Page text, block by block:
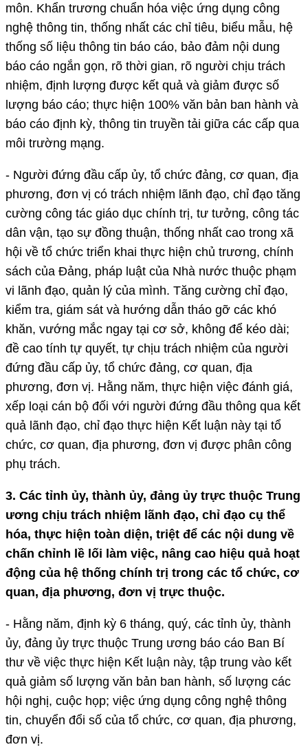
môn. Khẩn trương chuẩn hóa việc ứng dụng công
nghệ thông tin, thống nhất các chỉ tiêu, biểu mẫu, hệ
thống số liệu thông tin báo cáo, bảo đảm nội dung
báo cáo ngắn gọn, rõ thời gian, rõ người chịu trách
nhiệm, định lượng được kết quả và giảm được số
lượng báo cáo; thực hiện 100% văn bản ban hành và
báo cáo định kỳ, thông tin truyền tải giữa các cấp qua
môi trường mạng.
- Người đứng đầu cấp ủy, tổ chức đảng, cơ quan, địa
phương, đơn vị có trách nhiệm lãnh đạo, chỉ đạo tăng
cường công tác giáo dục chính trị, tư tưởng, công tác
dân vận, tạo sự đồng thuận, thống nhất cao trong xã
hội về tổ chức triển khai thực hiện chủ trương, chính
sách của Đảng, pháp luật của Nhà nước thuộc phạm
vi lãnh đạo, quản lý của mình. Tăng cường chỉ đạo,
kiểm tra, giám sát và hướng dẫn tháo gỡ các khó
khăn, vướng mắc ngay tại cơ sở, không để kéo dài;
đề cao tính tự quyết, tự chịu trách nhiệm của người
đứng đầu cấp ủy, tổ chức đảng, cơ quan, địa
phương, đơn vị. Hằng năm, thực hiện việc đánh giá,
xếp loại cán bộ đối với người đứng đầu thông qua kết
quả lãnh đạo, chỉ đạo thực hiện Kết luận này tại tổ
chức, cơ quan, địa phương, đơn vị được phân công
phụ trách.
3. Các tỉnh ủy, thành ủy, đảng ủy trực thuộc Trung
ương chịu trách nhiệm lãnh đạo, chỉ đạo cụ thể
hóa, thực hiện toàn diện, triệt để các nội dung về
chấn chỉnh lề lối làm việc, nâng cao hiệu quả hoạt
động của hệ thống chính trị trong các tổ chức, cơ
quan, địa phương, đơn vị trực thuộc.
- Hằng năm, định kỳ 6 tháng, quý, các tỉnh ủy, thành
ủy, đảng ủy trực thuộc Trung ương báo cáo Ban Bí
thư về việc thực hiện Kết luận này, tập trung vào kết
quả giảm số lượng văn bản ban hành, số lượng các
hội nghị, cuộc họp; việc ứng dụng công nghệ thông
tin, chuyển đổi số của tổ chức, cơ quan, địa phương,
đơn vị.